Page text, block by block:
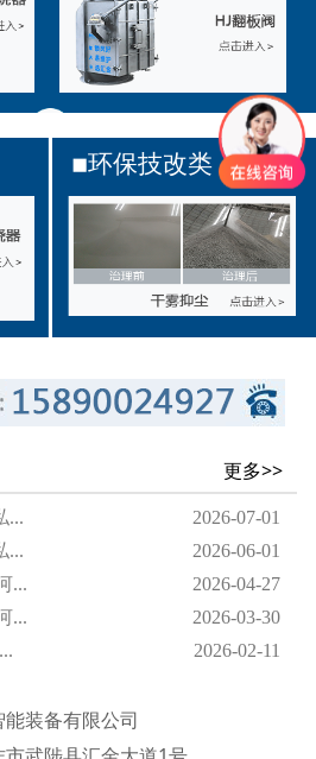
环保技改类
更多>>
...
2026-07-01
...
2026-06-01
...
2026-04-27
...
2026-03-30
2026-02-11
装备有限公司